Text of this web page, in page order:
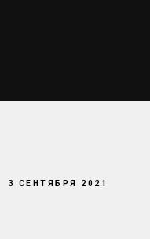
3 СЕНТЯБРЯ 2021